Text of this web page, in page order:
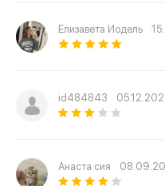
Елизавета Иодель
id484843
Анаста сия